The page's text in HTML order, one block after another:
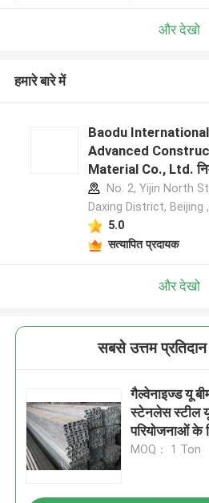
और देखो
हमारे बारे में
Baodu International
Advanced
Material Co., Ltd.
प्रोफ़ाइलNo. 2, Yijin North
Daxing District, Beijing
5.0
सत्यापित प्रदायक
और देखो
सबसे उत्तम प्रतिदान
गैल्वेनाइज्ड यू
स्टेनलेस स्टील
परियोजनाओं के
MOQ： 1 Ton